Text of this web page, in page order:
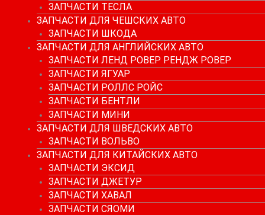
ЗАПЧАСТИ ТЕСЛА
ЗАПЧАСТИ ДЛЯ ЧЕШСКИХ АВТО
ЗАПЧАСТИ ШКОДА
ЗАПЧАСТИ ДЛЯ АНГЛИЙСКИХ АВТО
ЗАПЧАСТИ ЛЕНД РОВЕР РЕНДЖ РОВЕР
ЗАПЧАСТИ ЯГУАР
ЗАПЧАСТИ РОЛЛС РОЙС
ЗАПЧАСТИ БЕНТЛИ
ЗАПЧАСТИ МИНИ
ЗАПЧАСТИ ДЛЯ ШВЕДСКИХ АВТО
ЗАПЧАСТИ ВОЛЬВО
ЗАПЧАСТИ ДЛЯ КИТАЙСКИХ АВТО
ЗАПЧАСТИ ЭКСИД
ЗАПЧАСТИ ДЖЕТУР
ЗАПЧАСТИ ХАВАЛ
ЗАПЧАСТИ СЯОМИ